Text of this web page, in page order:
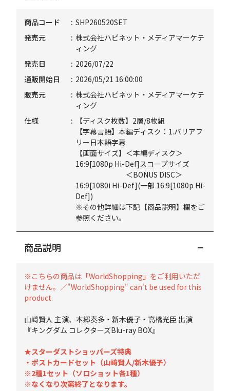
商品コード
SHP260520SET
発売元
株式会社ハピネット・メディアマーケテ
ィング
発売日
2026/07/22
通販開始日
2026/05/21 16:00:00
販売元
株式会社ハピネット・メディアマーケテ
ィング
仕様
【ディスク枚数】2層/8枚組
【字幕言語】本編ディスク：1.バリアフ
リー日本語字幕
【画面サイズ】＜本編ディスク＞
16:9[1080p Hi-Def]スコープサイズ
＜BONUS DISC＞
16:9[1080i Hi-Def](一部 16:9[1080p Hi-
Def])
※その他詳細は下記【商品説明】欄をご
参照ください。
商品説明
※こちらの商品は「WorldShopping」をご利用いただ
けません。／"WorldShopping" can't be used for this
product.
山﨑賢人 主演、本郷奏多・新木優子・高橋光臣 出演
『キングダム コレクターズBlu-ray BOX』
★スターダストショッパーズ特典
・ポストカードセット（山﨑賢人/新木優子）
※2種1セット（ソロショット各1種）
※なくなり次第終了となります。